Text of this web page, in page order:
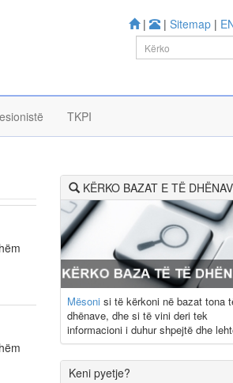
| | Sitemap |
TKPI
KËRKO BAZAT E TË
Mësoni si të kërkoni në bazat tona
dhënave, dhe si të vini deri tek
informacioni i duhur shpejtë dhe
Keni pyetje?